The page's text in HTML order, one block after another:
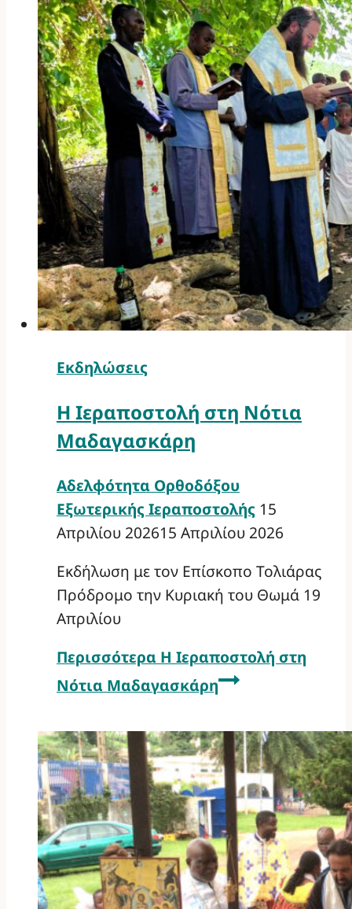
Εκδηλώσεις
Η Ιεραποστολή στη Νότια
Μαδαγασκάρη
Αδελφότητα Ορθοδόξου
Εξωτερικής Ιεραποστολής 15
Απριλίου 202615 Απριλίου 2026
Εκδήλωση με τον Επίσκοπο Τολιάρας
Πρόδρομο την Κυριακή του Θωμά 19
Απριλίου
Περισσότερα Η Ιεραποστολή στη
Νότια Μαδαγασκάρη